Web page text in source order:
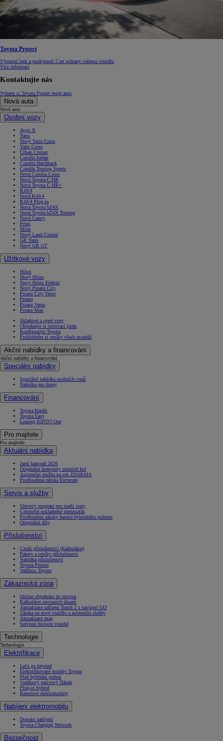
Toyota Protect
Výstavní lesk a poskytnutí 5 let ochrany vašemu vozidlu
Více informací
Kontaktujte nás
Vyberte si Toyotu Postav moje auto
Nová auta
Nová auta
Osobní vozy
Aygo X
Yaris
Nový Yaris Cross
Yaris Cross
Urban Cruiser
Corolla Sedan
Corolla Hatchback
Corolla Touring Sports
Nová Corolla Cross
Nová Toyota C-HR
Nová Toyota C-HR+
RAV4
Nová RAV4
RAV4 Plug-in
Nová Toyota bZ4X
Nová Toyota bZ4X Touring
Nová Camry
Prius
Mirai
Nový Land Cruiser
GR Yaris
Nový GR GT
Užitkové vozy
Hilux
Nový Hilux
Nový Hilux Elektro
Nový Proace City
Proace City Verso
Proace
Proace Verso
Proace Max
Skladové a ojeté vozy
Objednejte si testovací jízdu
Konfigurujte Toyotu
Prohlédněte si ceníky všech modelů
Akční nabídky a financování
Akční nabídky a financování
Speciální nabídky
Speciální nabídka osobních vozů
Nabídka pro firmy
Financování
Toyota Kredit
Toyota Easy
Leasing KINTO One
Pro majitele
Pro majitele
Aktuální nabídka
Jarní kampaň 2026
Originální komplety zimních kol
Asistenční služba na rok ZDARMA
Prodloužená záruka Extracare
Servis a služby
Slevový program pro starší vozy
Celoroční uskladnění pneumatik
Prodloužení záruky baterie hybridního pohonu
Originální díly
Příslušenství
Ceník příslušenství (Kalkulátor)
Pakety a ceníky příslušenství
Nabídka příslušenství
Toyota Protect
Wallbox Toyota
Zákaznická zóna
Online objednání do servisu
Kalkulátor servisních úkonů
Aktualizace zařízení Touch 2 s navigací GO
Záruka na nové vozidlo a asistenční služby
Aktualizace map
Servisní historie vozidel
Technologie
Technologie
Elektrifikace
Let's go beyond
Elektrifikované modely Toyota
Plně hybridní pohon
Vodíkový palivový článek
Plug-in hybrid
Bateriové elektromobily
Nabíjení elektromobilu
Domácí nabíjení
Toyota Charging Network
Bezpečnost